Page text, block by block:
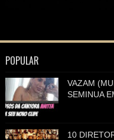
POPULAR
VAZAM
SEMINUA
10